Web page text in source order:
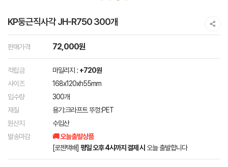
KP둥근직사각 JH-R750 300개
판매가격 72,000원
적립금 마일리지 : +720원
사이즈
168x120xh55mm
입수량
300개
재질
용기:크라프트 뚜껑:PET
원산지
수입산
발송마감
🚚 오늘출발상품
[로젠택배] 평일 오후 4시까지 결제 시 오늘 출발합니다